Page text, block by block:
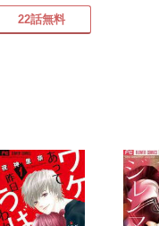
22話無料